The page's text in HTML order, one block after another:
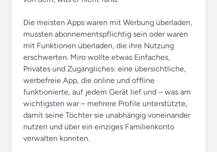
Die meisten Apps waren mit Werbung überladen,
mussten abonnementspflichtig sein oder waren
mit Funktionen überladen, die ihre Nutzung
erschwerten. Miro wollte etwas Einfaches,
Privates und Zugängliches: eine übersichtliche,
werbefreie App, die online und offline
funktionierte, auf jedem Gerät lief und – was am
wichtigsten war – mehrere Profile unterstützte,
damit seine Töchter sie unabhängig voneinander
nutzen und über ein einziges Familienkonto
verwalten konnten.